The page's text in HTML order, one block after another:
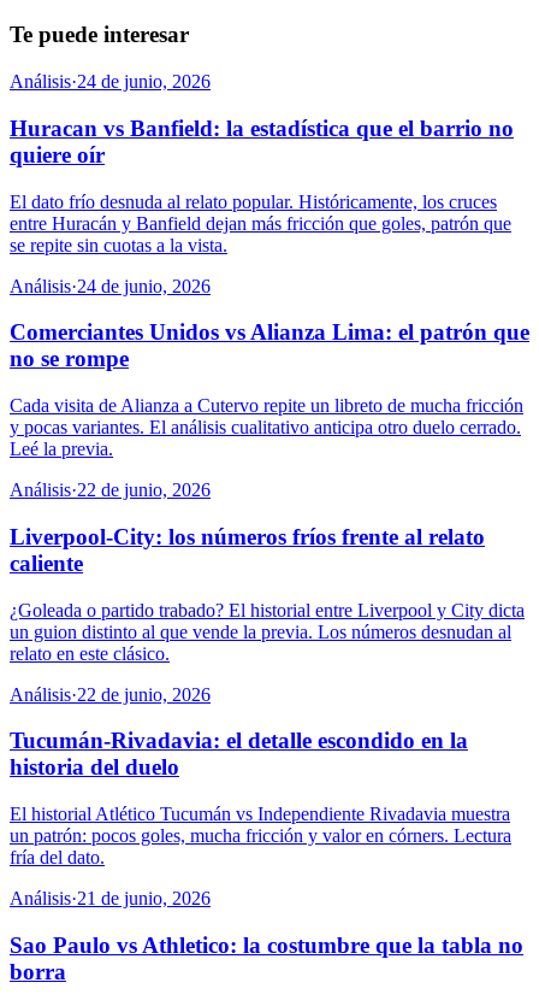
Te puede interesar
Análisis·24 de junio, 2026
Huracan vs Banfield: la estadística que el barrio no
quiere oír
El dato frío desnuda al relato popular. Históricamente, los cruces
entre Huracán y Banfield dejan más fricción que goles, patrón que
se repite sin cuotas a la vista.
Análisis·24 de junio, 2026
Comerciantes Unidos vs Alianza Lima: el patrón que
no se rompe
Cada visita de Alianza a Cutervo repite un libreto de mucha fricción
y pocas variantes. El análisis cualitativo anticipa otro duelo cerrado.
Leé la previa.
Análisis·22 de junio, 2026
Liverpool-City: los números fríos frente al relato
caliente
¿Goleada o partido trabado? El historial entre Liverpool y City dicta
un guion distinto al que vende la previa. Los números desnudan al
relato en este clásico.
Análisis·22 de junio, 2026
Tucumán-Rivadavia: el detalle escondido en la
historia del duelo
El historial Atlético Tucumán vs Independiente Rivadavia muestra
un patrón: pocos goles, mucha fricción y valor en córners. Lectura
fría del dato.
Análisis·21 de junio, 2026
Sao Paulo vs Athletico: la costumbre que la tabla no
borra